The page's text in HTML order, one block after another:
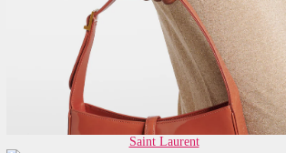
Saint Laurent